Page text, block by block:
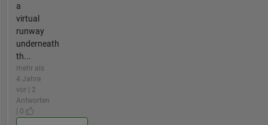
a
virtual
runway
underneath
th...
mehr als
4 Jahre
vor | 2
Antworten
| 0